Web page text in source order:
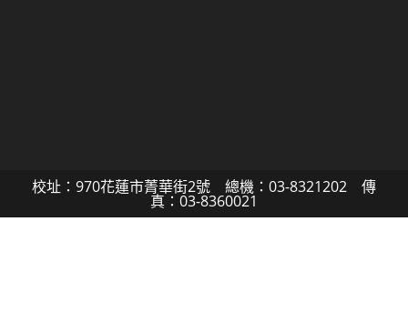
校址：970花蓮市菁華街2號 總機：03-8321202 傳
真：03-8360021